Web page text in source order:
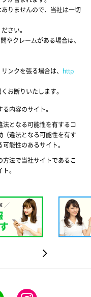
りませんので、当社は一切
さい。
やクレームがある場合は、
ンクを張る場合は、 http
お断りいたします。
内容のサイト。
となる可能性を有するコ
違法となる可能性を有す
能性のあるサイト。
法で当社サイトであるこ
。